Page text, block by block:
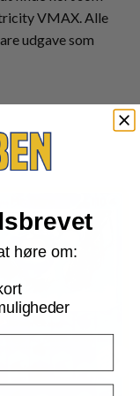
VMAX. Alle
udgave som
høre om: